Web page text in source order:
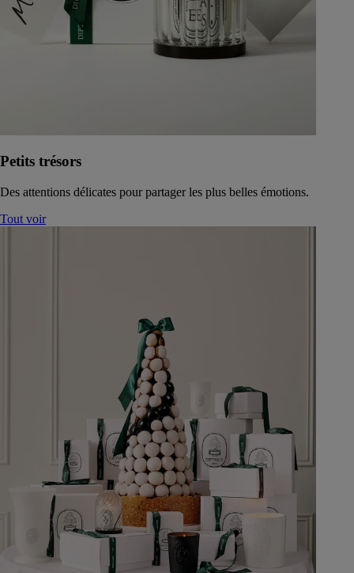
Petits trésors
Des attentions délicates pour partager les plus belles émotions.
Tout voir